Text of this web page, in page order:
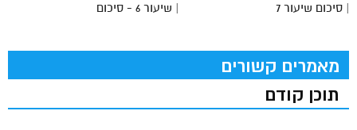
| שיעור 6 - סיכום
| סיכום שיעור 7
מאמרים קשורים
תוכן קודם